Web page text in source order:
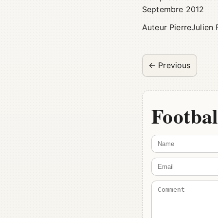
Septembre 2012
Auteur PierreJulien
← Previous